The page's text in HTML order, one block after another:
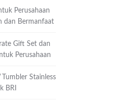
Perusahaan
dan Bermanfaat
Gift Set dan
Perusahaan
Stainless
BRI